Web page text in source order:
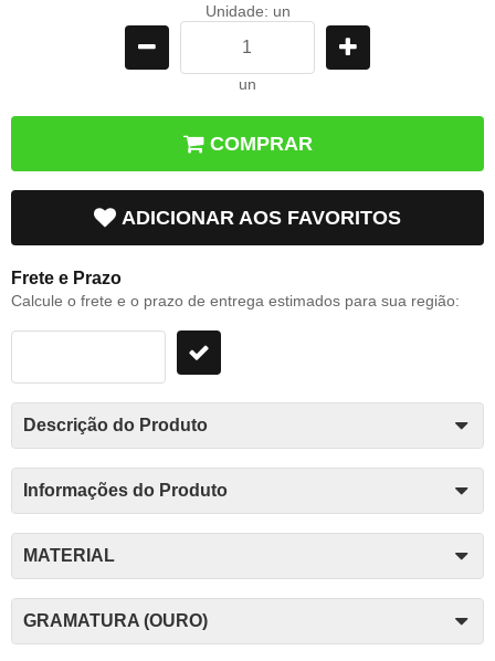
Unidade: un
un
COMPRAR
ADICIONAR AOS FAVORITOS
Frete e Prazo
Calcule o frete e o prazo de entrega estimados para sua região:
Descrição do Produto
Informações do Produto
MATERIAL
GRAMATURA (OURO)